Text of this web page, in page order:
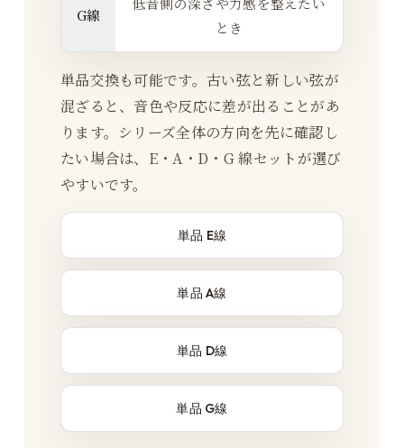
G線
とき
単品交換も可能です。古い弦と新しい弦が
混ざると、音色や反応に差が出ることがあ
ります。シリーズ全体の方向を先に確認し
たい場合は、E・A・D・G 線セットが選び
やすいです。
単品 E線
単品 A線
単品 D線
単品 G線